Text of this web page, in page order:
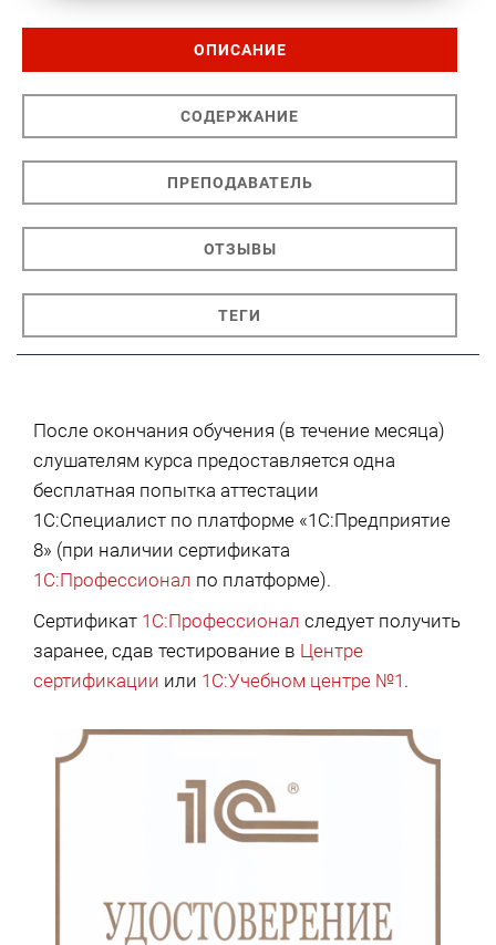
ОПИСАНИЕ
СОДЕРЖАНИЕ
ПРЕПОДАВАТЕЛЬ
ОТЗЫВЫ
ТЕГИ
После окончания обучения (в течение месяца)
слушателям курса предоставляется одна
бесплатная попытка аттестации
1С:Специалист по платформе «1С:Предприятие
8» (при наличии сертификата
1С:Профессионал по платформе).
Сертификат 1С:Профессионал следует получить
заранее, сдав тестирование в Центре
сертификации или 1С:Учебном центре №1 .